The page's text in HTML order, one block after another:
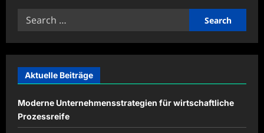
Training
Search
Aktuelle Beiträge
Moderne Unternehmensstrategien für wirtschaftliche
Prozessreife